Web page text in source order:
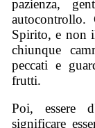
pazienza,
autocontrollo.
Spirito, e non
chiunque
peccati e
frutti.
Poi, essere
significare